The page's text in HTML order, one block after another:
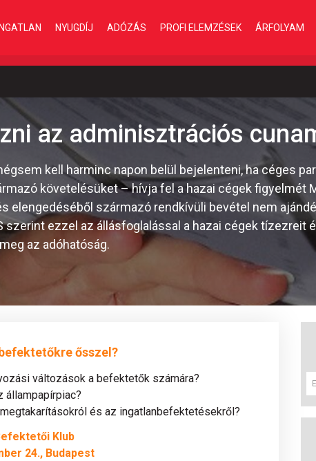
NYUGDÍJ ADÓZÁS PROFI ELEMZÉSEK ÁRFOLYAM
az adminisztrációs
kell harminc napon belül bejelenteni, ha céges
követelésüket – hívja fel a hazai cégek figyelmét
elengedéséből származó rendkívüli bevétel nem
szerint ezzel az állásfoglalással a hazai cégek tízezreit
az adóhatóság.
ősszel?
változások a befektetők számára?
állampapírpiac?
és az ingatlanbefektetésekről?
Klub
24., Budapest